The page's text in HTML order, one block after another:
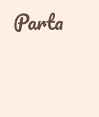
contentParta